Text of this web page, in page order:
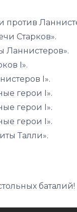
против
Старков».
Ланнистеров».
I».
I».
герои I».
герои I».
герои I».
Талли».
баталий!